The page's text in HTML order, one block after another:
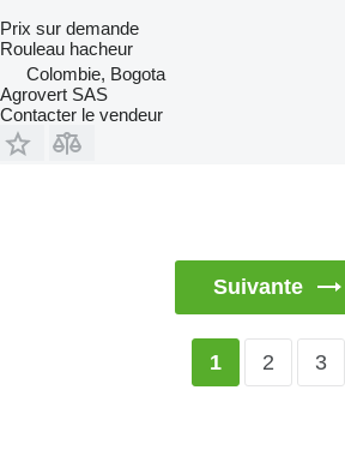
Prix sur demande
Rouleau hacheur
Colombie, Bogota
Agrovert SAS
Contacter le vendeur
Suivante
1 2 3